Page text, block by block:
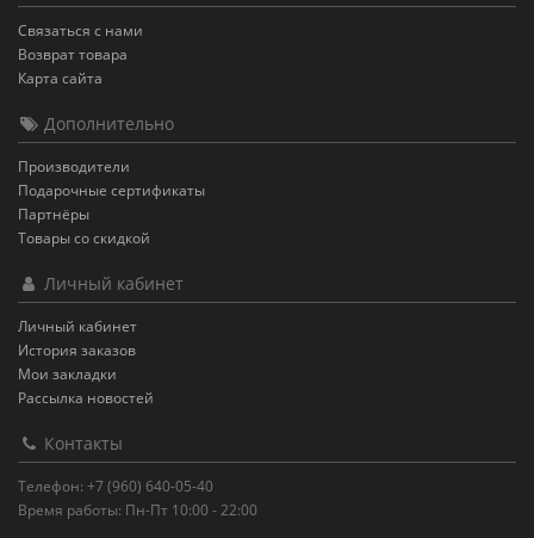
Связаться с нами
Возврат товара
Карта сайта
Дополнительно
Производители
Подарочные сертификаты
Партнёры
Товары со скидкой
Личный кабинет
Личный кабинет
История заказов
Мои закладки
Рассылка новостей
Контакты
Телефон: +7 (960) 640-05-40
Время работы: Пн-Пт 10:00 - 22:00